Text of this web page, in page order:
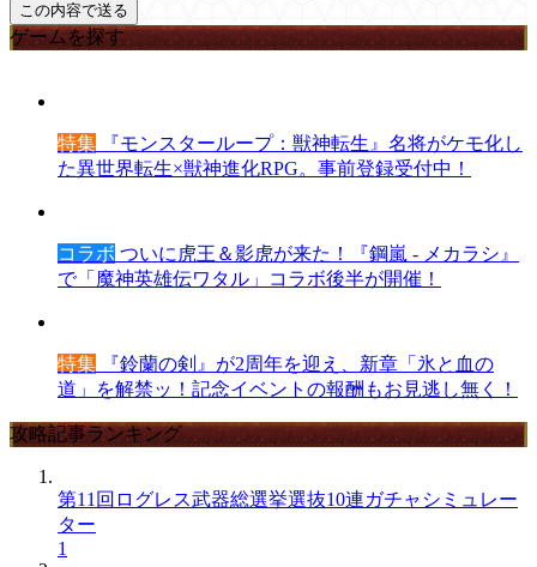
ゲームを探す
特集 『モンスターループ：獣神転生』名将がケモ化し
た異世界転生×獣神進化RPG。事前登録受付中！
コラボ ついに虎王＆影虎が来た！『鋼嵐 - メカラシ』
で「魔神英雄伝ワタル」コラボ後半が開催！
特集 『鈴蘭の剣』が2周年を迎え、新章「氷と血の
道」を解禁ッ！記念イベントの報酬もお見逃し無く！
攻略記事ランキング
第11回ログレス武器総選挙選抜10連ガチャシミュレー
ター
1